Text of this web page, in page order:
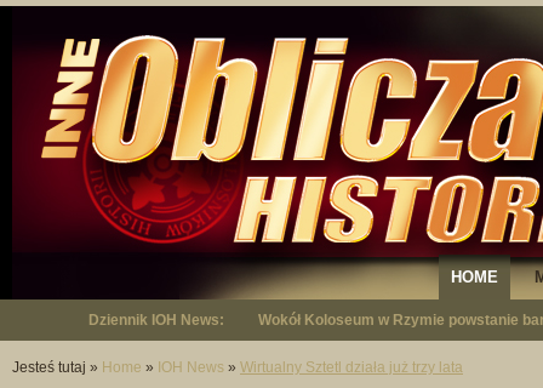
HOME
Dziennik IOH News: "Niepodległy - opowieść o Januszu
Jesteś tutaj » Home » IOH News » Wirtualny Sztetl działa już trzy lata